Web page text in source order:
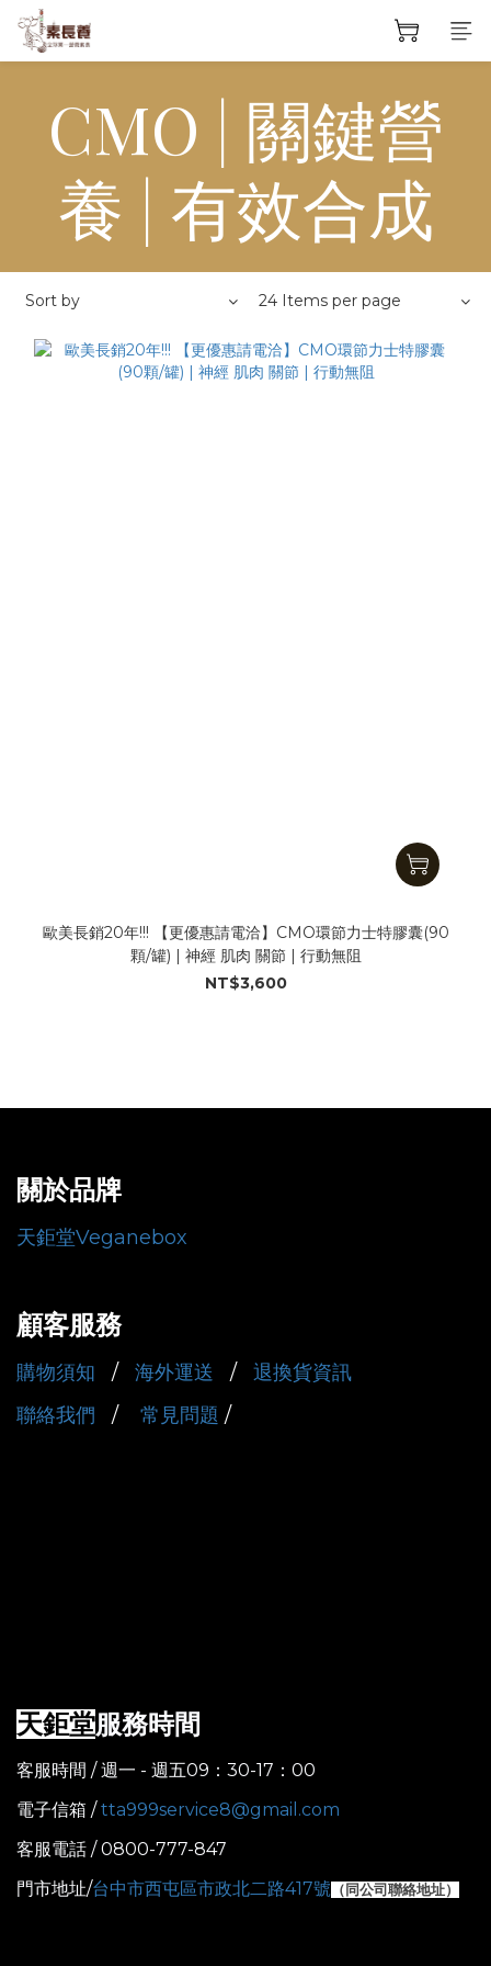
CMO | 關鍵營
養 | 有效合成
Sort by 24 Items per page
歐美長銷20年!!! 【更優惠請電洽】CMO環節力士特膠囊(90
顆/罐) | 神經 肌肉 關節 | 行動無阻
NT$3,600
關於品牌
天鉅堂Veganebox
顧客服務
購物須知 / 海外運送 / 退換貨資訊
聯絡我們
/ 常見問題 /
天鉅堂服務時間
客服時間 / 週一 - 週五09：30-17：00
電子信箱 /tta999service8@gmail.com
客服電話 / 0800-777-847
門市地址/台中市西屯區市政北二路417號 （同公司聯絡地址）